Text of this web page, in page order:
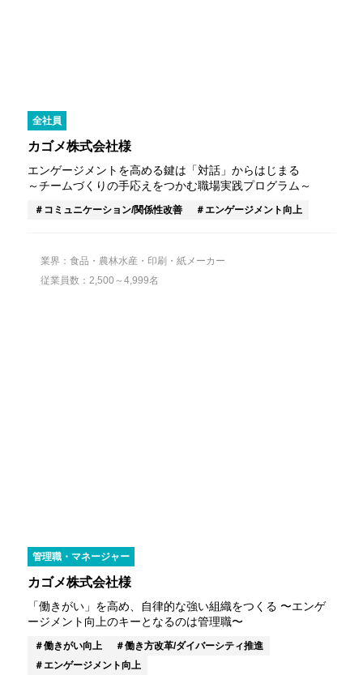
全社員
カゴメ株式会社様
エンゲージメントを高める鍵は「対話」からはじまる
～チームづくりの手応えをつかむ職場実践プログラム～
コミュニケーション/関係性改善 エンゲージメント向上
業界：食品・農林水産・印刷・紙メーカー
従業員数：2,500～4,999名
管理職・マネージャー
カゴメ株式会社様
「働きがい」を高め、自律的な強い組織をつくる 〜エンゲ
ージメント向上のキーとなるのは管理職〜
働きがい向上
働き方改革/ダイバーシティ推進
エンゲージメント向上